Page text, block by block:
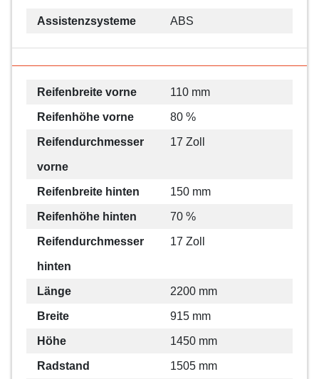
Assistenzsysteme ABS
Reifenbreite vorne 110 mm
Reifenhöhe vorne 80 %
Reifendurchmesser
vorne
17 Zoll
Reifenbreite hinten 150 mm
Reifenhöhe hinten 70 %
Reifendurchmesser
hinten
17 Zoll
Länge 2200 mm
Breite 915 mm
Höhe 1450 mm
Radstand 1505 mm